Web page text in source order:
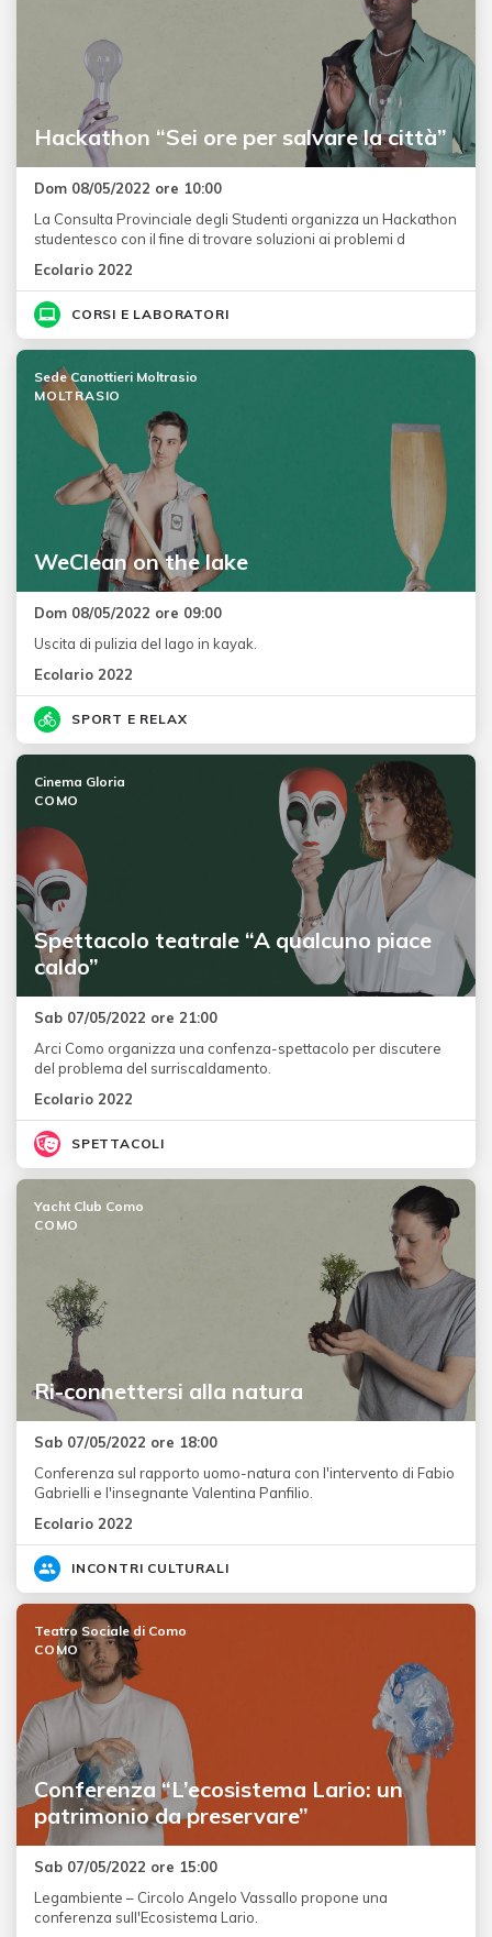
Hackathon “Sei ore per salvare la città”
Dom 08/05/2022 ore 10:00
La Consulta Provinciale degli Studenti organizza un Hackathon
studentesco con il fine di trovare soluzioni ai problemi d
Ecolario 2022
CORSI E LABORATORI
WeClean on the lake
Sede Canottieri Moltrasio
MOLTRASIO
Dom 08/05/2022 ore 09:00
Uscita di pulizia del lago in kayak.
Ecolario 2022
SPORT E RELAX
Spettacolo teatrale “A qualcuno piace
caldo”
Cinema Gloria
COMO
Sab 07/05/2022 ore 21:00
Arci Como organizza una confenza-spettacolo per discutere
del problema del surriscaldamento.
Ecolario 2022
SPETTACOLI
Ri-connettersi alla natura
Yacht Club Como
COMO
Sab 07/05/2022 ore 18:00
Conferenza sul rapporto uomo-natura con l'intervento di Fabio
Gabrielli e l'insegnante Valentina Panfilio.
Ecolario 2022
INCONTRI CULTURALI
Conferenza “L’ecosistema Lario: un
patrimonio da preservare”
Teatro Sociale di Como
COMO
Sab 07/05/2022 ore 15:00
Legambiente – Circolo Angelo Vassallo propone una
conferenza sull'Ecosistema Lario.